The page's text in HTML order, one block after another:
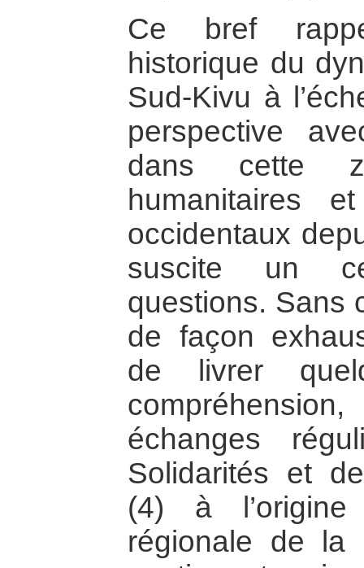
Ce bref
historique du
Sud-Kivu à
perspective
dans cette
humanitaires
occidentaux
suscite un
questions. Sans
de façon
de livrer
échanges
Solidarités et
(4) à
régionale de la